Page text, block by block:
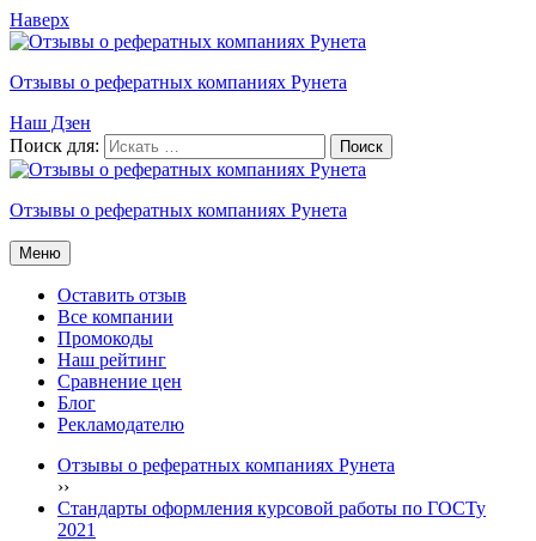
Наверх
Отзывы о рефератных компаниях Рунета
Наш Дзен
Поиск для:
Отзывы о рефератных компаниях Рунета
Меню
Оставить отзыв
Все компании
Промокоды
Наш рейтинг
Сравнение цен
Блог
Рекламодателю
Отзывы о рефератных компаниях Рунета
››
Стандарты оформления курсовой работы по ГОСТу
2021